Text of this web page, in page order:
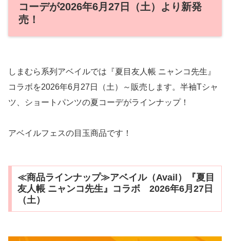
コーデが2026年6月27日（土）より新発
売！
しまむら系列アベイルでは『夏目友人帳 ニャンコ先生』
コラボを2026年6月27日（土）～販売します。半袖Tシャ
ツ、ショートパンツの夏コーデがラインナップ！
アベイルフェスの目玉商品です！
≪商品ラインナップ≫アベイル（Avail）『夏目
友人帳 ニャンコ先生』コラボ 2026年6月27日
（土）